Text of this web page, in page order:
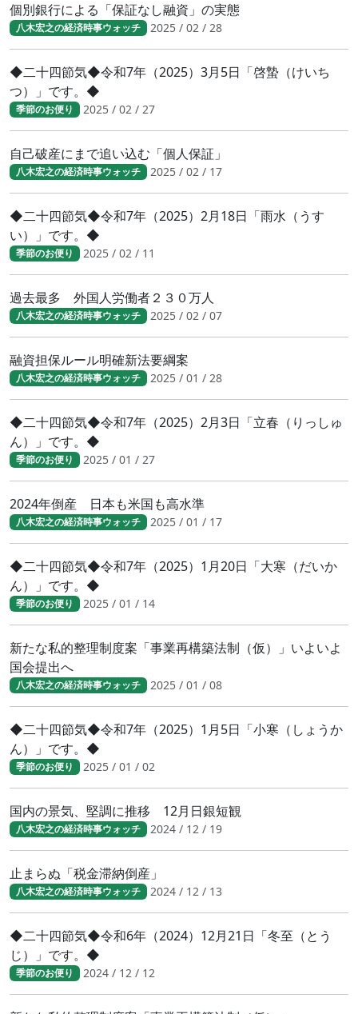
個別銀行による「保証なし融資」の実態
八木宏之の経済時事ウォッチ 2025 / 02 / 28
◆二十四節気◆令和7年（2025）3月5日「啓蟄（けいち
つ）」です。◆
季節のお便り 2025 / 02 / 27
自己破産にまで追い込む「個人保証」
八木宏之の経済時事ウォッチ 2025 / 02 / 17
◆二十四節気◆令和7年（2025）2月18日「雨水（うす
い）」です。◆
季節のお便り 2025 / 02 / 11
過去最多 外国人労働者２３０万人
八木宏之の経済時事ウォッチ 2025 / 02 / 07
融資担保ルール明確新法要綱案
八木宏之の経済時事ウォッチ 2025 / 01 / 28
◆二十四節気◆令和7年（2025）2月3日「立春（りっしゅ
ん）」です。◆
季節のお便り 2025 / 01 / 27
2024年倒産 日本も米国も高水準
八木宏之の経済時事ウォッチ 2025 / 01 / 17
◆二十四節気◆令和7年（2025）1月20日「大寒（だいか
ん）」です。◆
季節のお便り 2025 / 01 / 14
新たな私的整理制度案「事業再構築法制（仮）」いよいよ
国会提出へ
八木宏之の経済時事ウォッチ 2025 / 01 / 08
◆二十四節気◆令和7年（2025）1月5日「小寒（しょうか
ん）」です。◆
季節のお便り 2025 / 01 / 02
国内の景気、堅調に推移 12月日銀短観
八木宏之の経済時事ウォッチ 2024 / 12 / 19
止まらぬ「税金滞納倒産」
八木宏之の経済時事ウォッチ 2024 / 12 / 13
◆二十四節気◆令和6年（2024）12月21日「冬至（とう
じ）」です。◆
季節のお便り 2024 / 12 / 12